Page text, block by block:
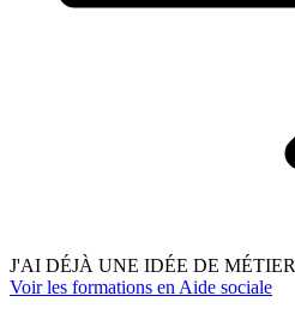
J'AI DÉJÀ UNE IDÉE DE MÉTIER
Voir les formations en Aide sociale